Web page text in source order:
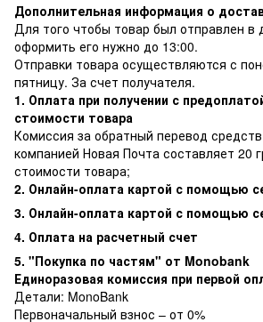
Дополнительная информация о
Для того чтобы товар был отправлен в
оформить его нужно до 13:00.
Отправки товара осуществляются с
пятницу. За счет получателя.
1. Оплата при получении с
стоимости товара
Комиссия за обратный перевод
компанией Новая Почта составляет 20
стоимости товара;
2. Онлайн-оплата картой с помощью
3. Онлайн-оплата картой с помощью
4. Оплата на расчетный счет
5. "Покупка по частям" от Monobank
Единоразовая комиссия при первой
Детали: MonoBank
Первоначальный взнос – от 0%